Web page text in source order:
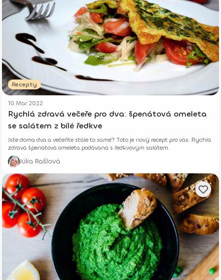
Recepty
10 Mar 2022
Rychlá zdravá večeře pro dva: špenátová omeleta
se salátem z bílé ředkve
Jste doma dva a večeříte stále to samé? Toto je nový recept pro vás. Rychlá
zdravá špenátová omeleta podávaná s ředkvovým salátem.
Júlia Rašlová